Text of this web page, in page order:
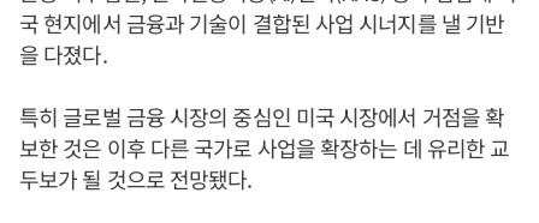
국 현지에서 금융과 기술이 결합된 사업 시너지를 낼 기반
을 다졌다.
특히 글로벌 금융 시장의 중심인 미국 시장에서 거점을 확
보한 것은 이후 다른 국가로 사업을 확장하는 데 유리한 교
두보가 될 것으로 전망됐다.